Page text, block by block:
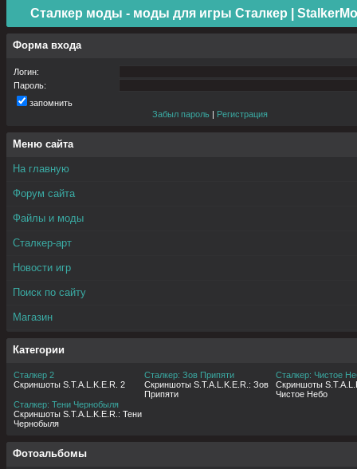
Сталкер моды - моды для игры Сталкер |
Форма входа
Логин:
Пароль:
запомнить
Забыл пароль | Регистрация
Меню сайта
На главную
Форум сайта
Файлы и моды
Сталкер-арт
Новости игр
Поиск по сайту
Магазин
Категории
Сталкер 2
Скриншоты S.T.A.L.K.E.R. 2
Сталкер: Зов Припяти
Скриншоты S.T.A.L.K.E.R.: Зов
Припяти
Сталкер: Чистое
Скриншоты
Чистое Небо
Сталкер: Тени Чернобыля
Скриншоты S.T.A.L.K.E.R.: Тени
Чернобыля
Фотоальбомы